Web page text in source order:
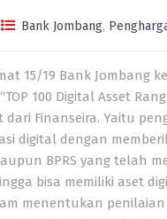
Bank Jombang,
15/19 Bank Jombang
100 Digital Asset
dari Finanseira. Yaitu
digital dengan
BPRS yang telah
bisa memiliki aset
menentukan